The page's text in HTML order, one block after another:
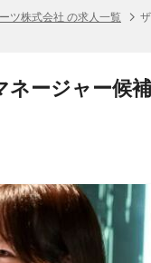
ツ株式会社 の求人一覧
ネージャー候補